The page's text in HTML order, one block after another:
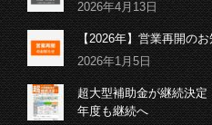
2026年4月13日
【2026年】営業再開の
2026年1月5日
超大型補助金が継続決
年度も継続へ